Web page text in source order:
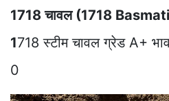
1718 चावल (1718
1718 स्टीम चावल ग्रेड A+
0